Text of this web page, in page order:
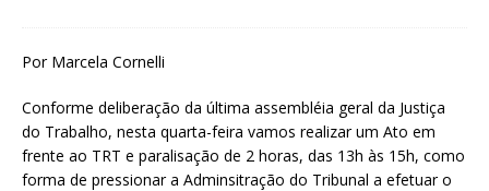
Por Marcela Cornelli
Conforme deliberação da última assembléia geral da Justiça
do Trabalho, nesta quarta-feira vamos realizar um Ato em
frente ao TRT e paralisação de 2 horas, das 13h às 15h, como
forma de pressionar a Adminsitração do Tribunal a efetuar o